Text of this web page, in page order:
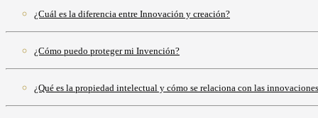
¿Cuál es la diferencia entre Innovación y creación?
¿Cómo puedo proteger mi Invención?
¿Qué es la propiedad intelectual y cómo se relaciona con las